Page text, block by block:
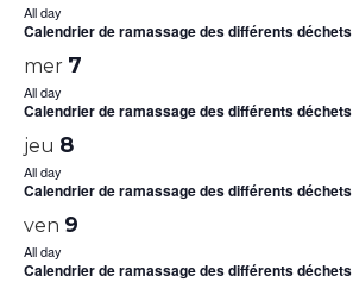
All day
Calendrier de ramassage des différents déchets
mer 7
All day
Calendrier de ramassage des différents déchets
jeu 8
All day
Calendrier de ramassage des différents déchets
ven 9
All day
Calendrier de ramassage des différents déchets